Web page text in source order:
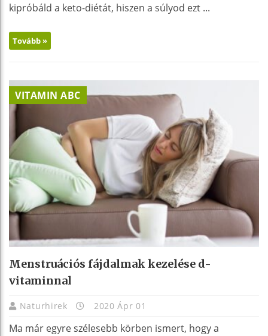
kipróbáld a keto-diétát, hiszen a súlyod ezt ...
Tovább »
VITAMIN ABC
Menstruációs fájdalmak kezelése d-
vitaminnal
Naturhirek 2020 Ápr 01
Ma már egyre szélesebb körben ismert, hogy a